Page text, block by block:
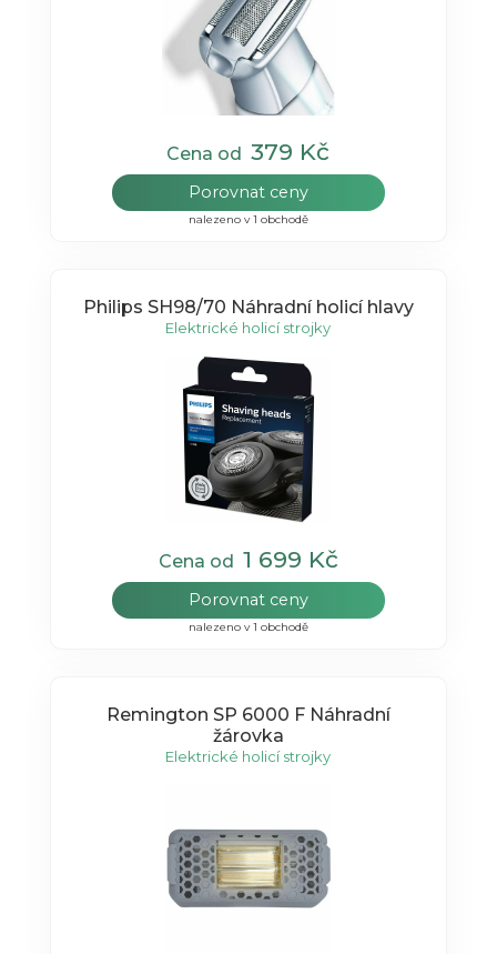
Cena od379 Kč
Porovnat ceny
nalezeno v 1 obchodě
Philips SH98/70 Náhradní holicí hlavy
Elektrické holicí strojky
Cena od 1 699 Kč
Porovnat ceny
nalezeno v 1 obchodě
Remington SP 6000 F Náhradní
žárovka
Elektrické holicí strojky